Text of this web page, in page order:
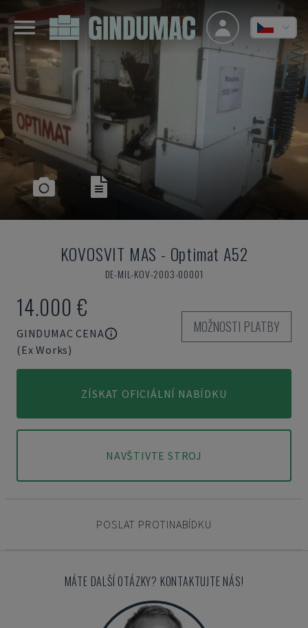
KOVOSVIT MAS - Optimat A52
DE-MIL-KOV-2003-00001
14.000 €
GINDUMAC CENA
(Ex Works)
MOŽNOSTI PLATBY
ZÍSKAT OFICIÁLNÍ NABÍDKU
NAVŠTIVTE STROJ
POSLAT PROTINABÍDKU
MÁTE DALŠÍ OTÁZKY? KONTAKTUJTE NÁS!